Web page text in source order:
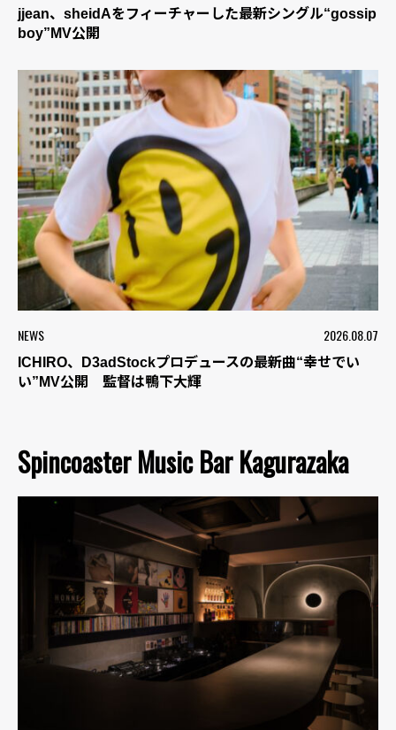
jjean、sheidAをフィーチャーした最新シングル“gossip
boy”MV公開
NEWS 2026.08.07
ICHIRO、D3adStockプロデュースの最新曲“幸せでい
い”MV公開 監督は鴨下大輝
Spincoaster Music Bar Kagurazaka